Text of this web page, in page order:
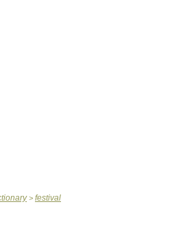
> festival